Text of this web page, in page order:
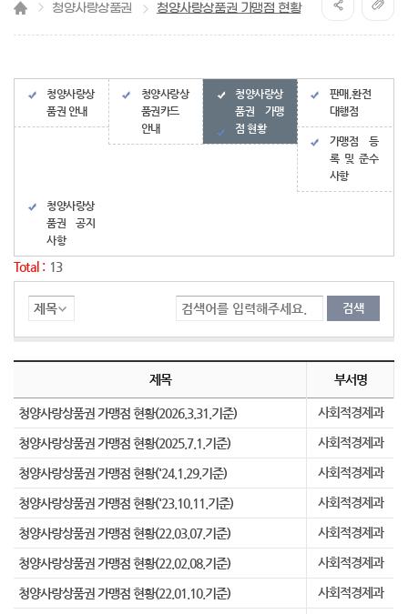
청양사랑상품권 청양사랑상품권 가맹점 현황
청양사랑상
품권 안내
청양사랑상
품권카드
안내
청양사랑상
품권 가맹
점 현황
판매,환전
대행점
가맹점 등
록 및 준수
사항
청양사랑상
품권 공지
사항
Total : 13
청양사랑상품권 가맹점 현황 목록
청양사랑상품권 가맹점 현황의 목록으로 순번, 제목, 부서명, 등록일, 조회, 첨부(으)로 나뉘어 설명합니다. 총 13개의 글이 있으며 제목링크를 통해서 게시물 상세글내용으로 이동합니다.
제목
부서명
청양사랑상품권 가맹점 현황(2026.3.31.기준) 사회적경제과
청양사랑상품권 가맹점 현황(2025.7.1.기준) 사회적경제과
청양사랑상품권 가맹점 현황('24.1.29.기준) 사회적경제과
청양사랑상품권 가맹점 현황('23.10.11.기준) 사회적경제과
청양사랑상품권 가맹점 현황(22.03.07.기준) 사회적경제과
청양사랑상품권 가맹점 현황(22.02.08.기준) 사회적경제과
청양사랑상품권 가맹점 현황(22.01.10.기준) 사회적경제과